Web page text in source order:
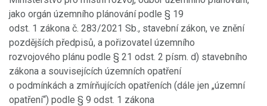
jako orgán územního plánování podle § 19
odst. 1 zákona č. 283/2021 Sb., stavební zákon, ve znění
pozdějších předpisů, a pořizovatel územního
rozvojového plánu podle § 21 odst. 2 písm. d) stavebního
zákona a souvisejících územních opatření
o podmínkách a zmírňujících opatřeních (dále jen „územní
opatření“) podle § 9 odst. 1 zákona